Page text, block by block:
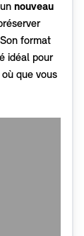
nouveau
format
idéal pour
que vous